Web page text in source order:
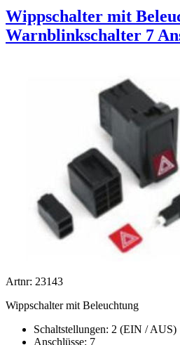
Wippschalter mit
Warnblinkschalter 7
Artnr: 23143
Wippschalter mit Beleuchtung
Schaltstellungen: 2 (EIN / AUS)
Anschlüsse: 7